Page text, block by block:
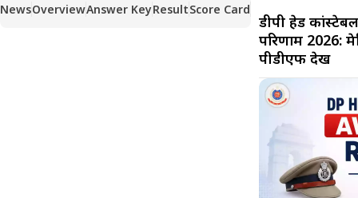
NewsOverviewAnswer KeyResultScore Card
डीपी हेड
परिणाम 2026:
पीडीएफ देखें